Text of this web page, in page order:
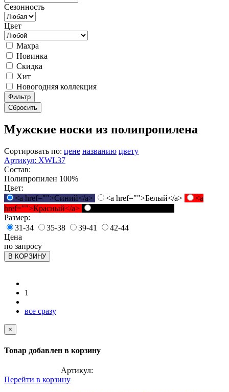
Сезонность
Цвет
Махра
Новинка
Скидка
Хит
Новогодняя коллекция
Фильтр
Сбросить
Мужские носки из полипропилена
Сортировать по: цене названию цвету
Артикул: XWL37
Состав:
Полипропилен 100%
Цвет:
<a href="">Синий</a>
<a href="">Белый</a>
<a
href="">Красный</a>
Размер:
31-34
35-38 39-41
42-44
Цена
по запросу
В КОРЗИНУ
1
все сразу
×
Товар добавлен в корзину
Артикул:
Перейти в корзину